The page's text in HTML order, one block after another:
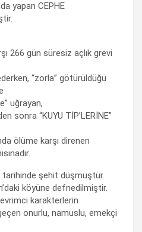
yapan CEPHE
266 gün süresiz açlık grevi
“zorla” götürüldüğü
uğrayan,
sonra “KUYU TİP’LERİNE”
ölüme karşı direnen
şehit düşmüştür.
köyüne defnedilmiştir.
karakterlerin
onurlu, namuslu, emekçi